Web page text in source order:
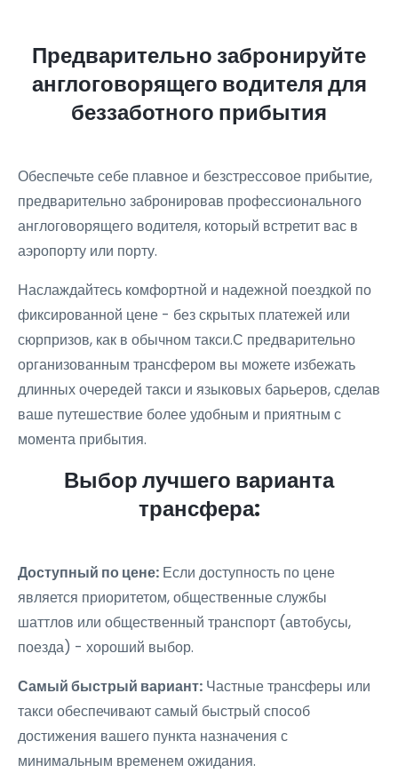
Предварительно забронируйте
англоговорящего водителя для
беззаботного прибытия
Обеспечьте себе плавное и безстрессовое прибытие,
предварительно забронировав профессионального
англоговорящего водителя, который встретит вас в
аэропорту или порту.
Наслаждайтесь комфортной и надежной поездкой по
фиксированной цене - без скрытых платежей или
сюрпризов, как в обычном такси.С предварительно
организованным трансфером вы можете избежать
длинных очередей такси и языковых барьеров, сделав
ваше путешествие более удобным и приятным с
момента прибытия.
Выбор лучшего варианта
трансфера:
Доступный по цене: Если доступность по цене
является приоритетом, общественные службы
шаттлов или общественный транспорт (автобусы,
поезда) - хороший выбор.
Самый быстрый вариант: Частные трансферы или
такси обеспечивают самый быстрый способ
достижения вашего пункта назначения с
минимальным временем ожидания.